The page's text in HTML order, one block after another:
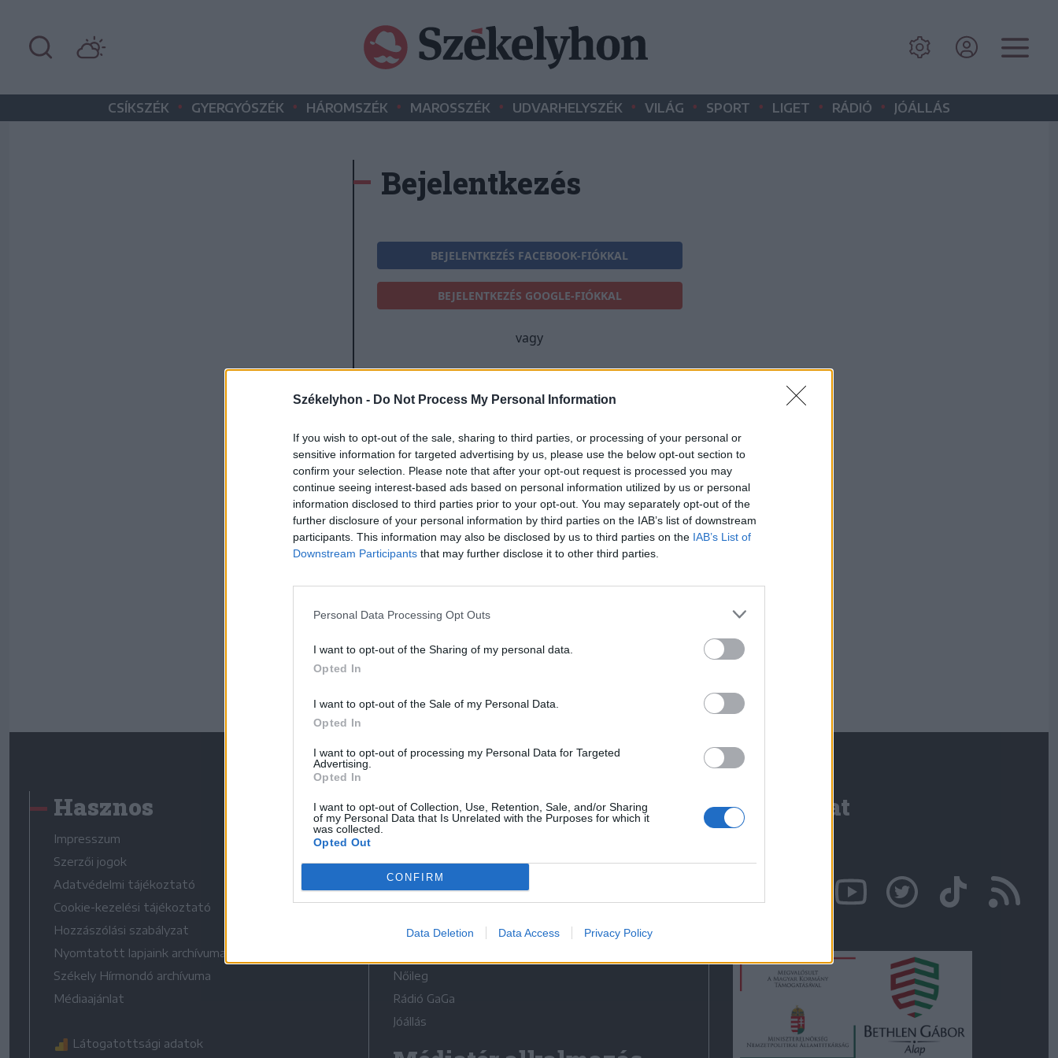
Székelyhon - Do Not Process My Personal Information
If you wish to opt-out of the sale, sharing to third parties, or processing of your personal or
sensitive information for targeted advertising by us, please use the below opt-out section to
confirm your selection. Please note that after your opt-out request is processed you may
continue seeing interest-based ads based on personal information utilized by us or personal
information disclosed to third parties prior to your opt-out. You may separately opt-out of the
further disclosure of your personal information by third parties on the IAB’s list of downstream
participants. This information may also be disclosed by us to third parties on the IAB’s List of
Downstream Participants that may further disclose it to other third parties.
Personal Data Processing Opt Outs
I want to opt-out of the Sharing of my personal data.
Opted In
I want to opt-out of the Sale of my Personal Data.
Opted In
I want to opt-out of processing my Personal Data for Targeted
Advertising.
Opted In
I want to opt-out of Collection, Use, Retention, Sale, and/or Sharing
of my Personal Data that Is Unrelated with the Purposes for which it
was collected.
Opted Out
CONFIRM
Data Deletion Data Access Privacy Policy
CSÍKSZÉK • GYERGYÓSZÉK • HÁROMSZÉK • MAROSSZÉK • UDVARHELYSZÉK • VILÁG • SPORT • LIGET • RÁDIÓ • JÓÁLLÁS
Bejelentkezés
BEJELENTKEZÉS FACEBOOK-FIÓKKAL
BEJELENTKEZÉS GOOGLE-FIÓKKAL
vagy
E-mail-cím
Jelszó
Elfelejtette a jelszavát?
BEJELENTKEZÉS
Hasznos
Impresszum
Szerzői jogok
Adatvédelmi tájékoztató
Cookie-kezelési tájékoztató
Hozzászólási szabályzat
Nyomtatott lapjaink archívuma
Székely Hírmondó archívuma
Médiaajánlat
Látogatottsági adatok
Médiatér
Liget
Krónika
Bihari Napló
Erdélyi Napló
Nőileg
Rádió GaGa
Jóállás
Kapcsolat